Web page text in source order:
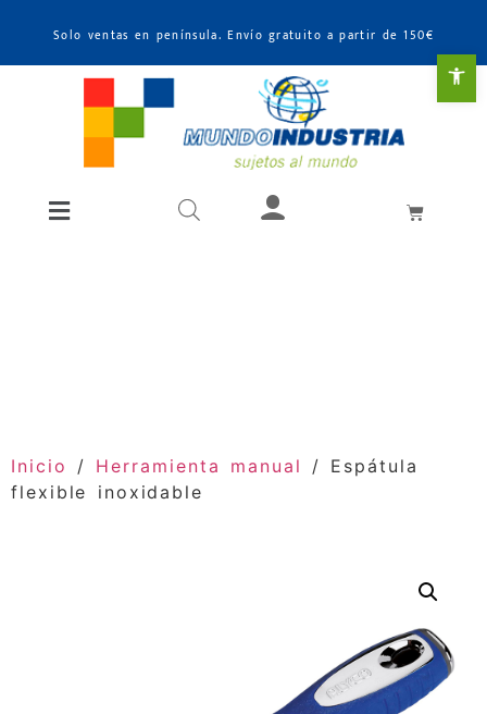
Solo ventas en península. Envío gratuito a partir de 150€
Inicio / Herramienta manual
/ Espátula
flexible inoxidable